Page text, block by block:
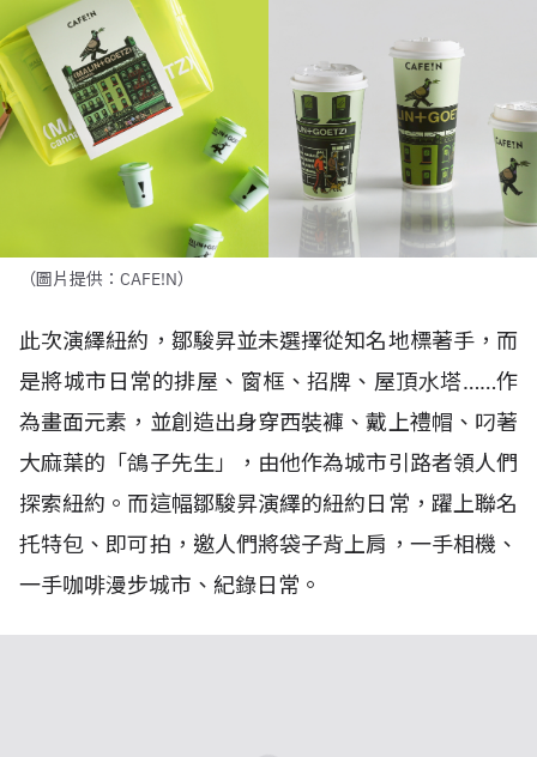
（圖片提供：CAFE!N）
此次演繹紐約，鄒駿昇並未選擇從知名地標著手，而
是將城市日常的排屋、窗框、招牌、屋頂⽔塔……作
為畫面元素，並創造出身穿西裝褲、戴上禮帽、叼著
大麻葉的「鴿子先生」，由他作為城市引路者領人們
探索紐約。而這幅鄒駿昇演繹的紐約日常，躍上聯名
托特包、即可拍，邀人們將袋子背上肩，一手相機、
一手咖啡漫步城市、紀錄日常。